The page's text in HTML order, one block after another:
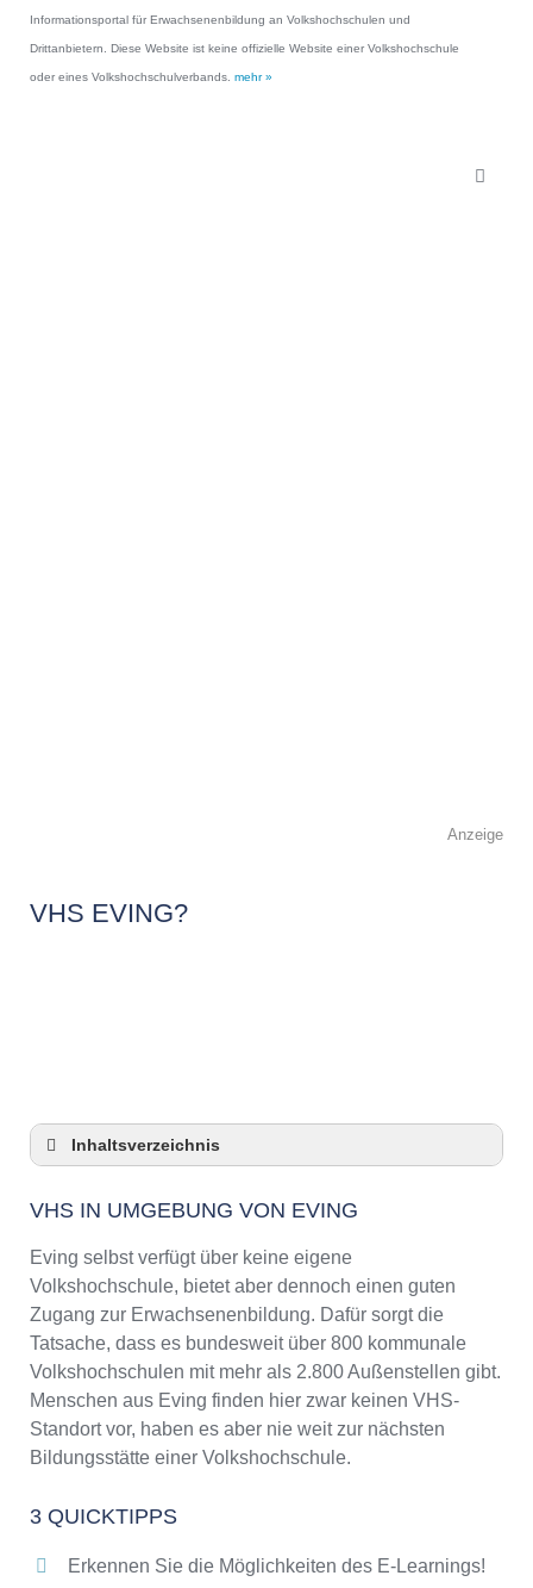
Informationsportal für Erwachsenenbildung an Volkshochschulen und
Drittanbietern. Diese Website ist keine offizielle Website einer Volkshochschule
oder eines Volkshochschulverbands. mehr »
Anzeige
VHS EVING?
Inhaltsverzeichnis
3 Quicktipps
Checkliste: VHS-Kurse rund um Eving finden
Keine VHS in Eving
Online-Kurse: Pro und Contra
Online-Kurse als alternative Angebote zu
VHS-Kursen
Die VHS als Inbegriff der Erwachsenenbildung
Das bundesweite Netzwerk der
Volkshochschulen
Checkliste: So erkennen Sie gute
VHS IN UMGEBUNG VON EVING
Eving selbst verfügt über keine eigene
Volkshochschule, bietet aber dennoch einen guten
Zugang zur Erwachsenenbildung. Dafür sorgt die
Tatsache, dass es bundesweit über 800 kommunale
Volkshochschulen mit mehr als 2.800 Außenstellen gibt.
Menschen aus Eving finden hier zwar keinen VHS-
Standort vor, haben es aber nie weit zur nächsten
Bildungsstätte einer Volkshochschule.
3 QUICKTIPPS
Erkennen Sie die Möglichkeiten des E-Learnings!